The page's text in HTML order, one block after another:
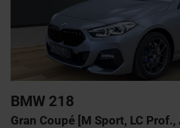
BMW 218
Gran Coupé [M Sport, LC Prof.,